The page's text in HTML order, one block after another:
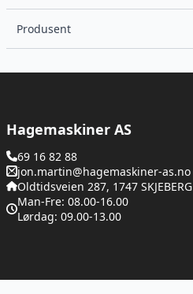
Produsent
Hagemaskiner AS
69 16 82 88
jon.martin@hagemaskiner-as.no
Oldtidsveien 287, 1747 SKJEBERG
Man-Fre: 08.00-16.00
Lørdag: 09.00-13.00